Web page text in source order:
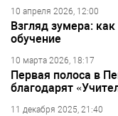
10 апреля 2026, 12:00
Взгляд зумера:
обучение
10 марта 2026, 18:17
Первая полоса в
благодарят
11 декабря 2025, 21:40